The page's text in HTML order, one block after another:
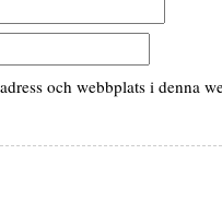
och webbplats i denna